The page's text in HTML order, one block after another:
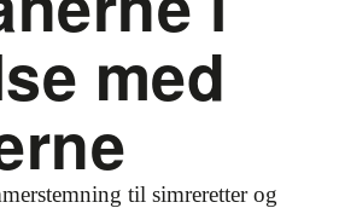
med
til simreretter og